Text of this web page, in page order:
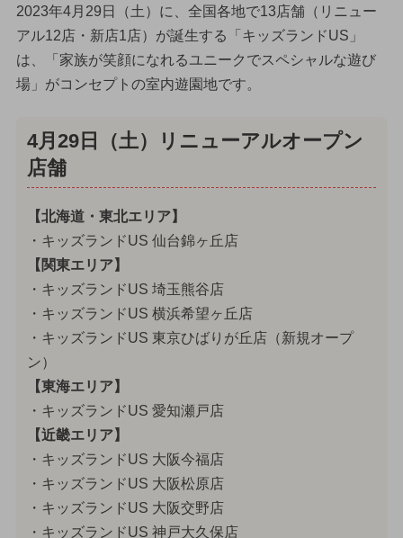
2023年4月29日（土）に、全国各地で13店舗（リニュー
アル12店・新店1店）が誕生する「キッズランドUS」
は、「家族が笑顔になれるユニークでスペシャルな遊び
場」がコンセプトの室内遊園地です。
4月29日（土）リニューアルオープン
店舗
【北海道・東北エリア】
・キッズランドUS 仙台錦ヶ丘店
【関東エリア】
・キッズランドUS 埼玉熊谷店
・キッズランドUS 横浜希望ヶ丘店
・キッズランドUS 東京ひばりが丘店（新規オープ
ン）
【東海エリア】
・キッズランドUS 愛知瀬戸店
【近畿エリア】
・キッズランドUS 大阪今福店
・キッズランドUS 大阪松原店
・キッズランドUS 大阪交野店
・キッズランドUS 神戸大久保店